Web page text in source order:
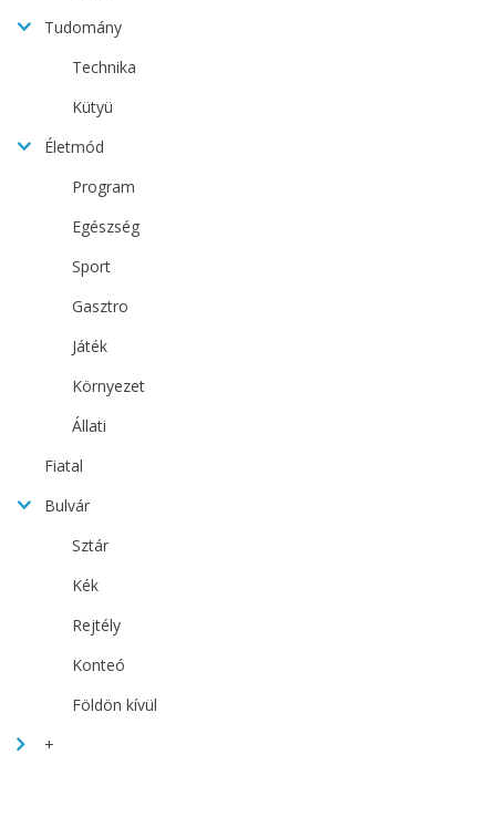
Tudomány
Technika
Kütyü
Életmód
Program
Egészség
Sport
Gasztro
Játék
Környezet
Állati
Fiatal
Bulvár
Sztár
Kék
Rejtély
Konteó
Földön kívül
+